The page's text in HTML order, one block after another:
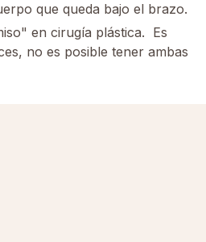
que queda bajo el brazo.
en cirugía plástica. Es
no es posible tener ambas